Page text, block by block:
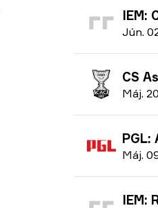
IEM:
Jún.
CS
Máj. 20
PGL:
Máj.
IEM: